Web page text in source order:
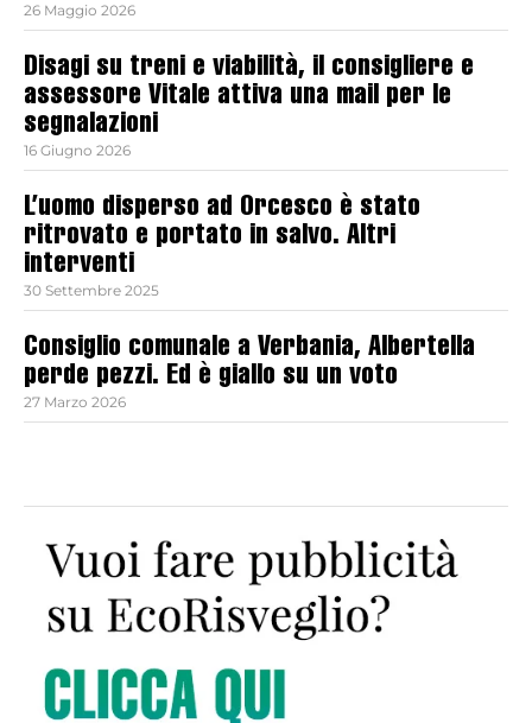
26 Maggio 2026
Disagi su treni e viabilità, il consigliere e
assessore Vitale attiva una mail per le
segnalazioni
16 Giugno 2026
L’uomo disperso ad Orcesco è stato
ritrovato e portato in salvo. Altri
interventi
30 Settembre 2025
Consiglio comunale a Verbania, Albertella
perde pezzi. Ed è giallo su un voto
27 Marzo 2026